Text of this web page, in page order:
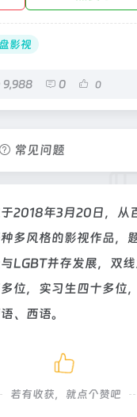
影视
9,988 0 0
常见问题
2018年3月20日，从
多风格的影视作品，
LGBT并存发展，双
位，实习生四十多位
、西语。
若有收获，就点个赞吧